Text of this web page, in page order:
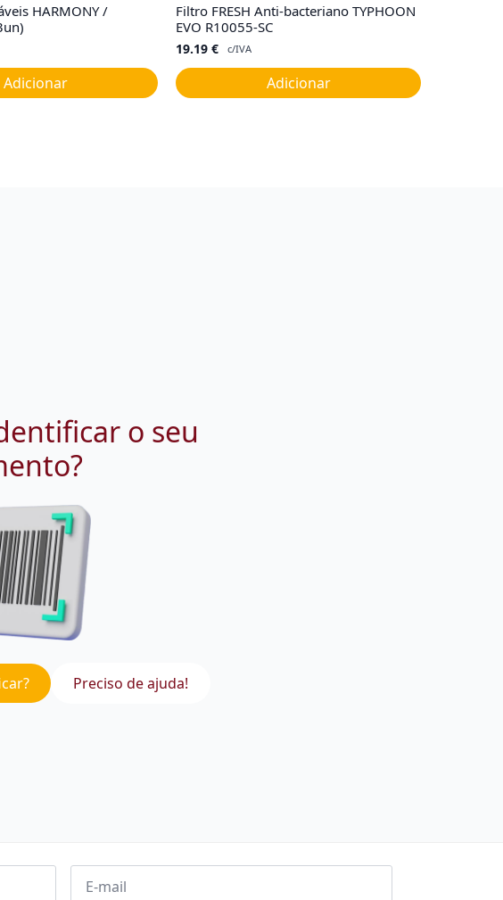
HARMONY /
Adicionar
Filtro FRESH Anti-bacteriano TYPHOON
EVO R10055-SC
19.19 € c/IVA
Adicionar
o seu
Preciso de ajuda!
Email